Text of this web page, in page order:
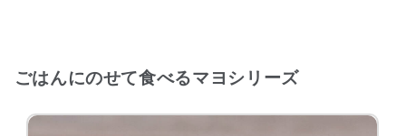
ごはんにのせて食べるマヨシリーズ